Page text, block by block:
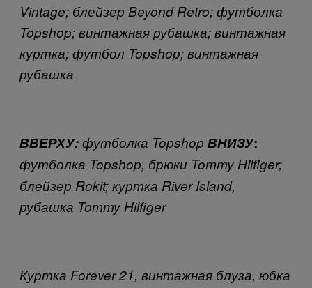
Vintage; блейзер Beyond Retro; футболка
Topshop; винтажная рубашка; винтажная
куртка; футбол Topshop; винтажная
рубашка
ВВЕРХУ:футболка Topshop ВНИЗУ:
футболка Topshop, брюки Tommy Hilfiger;
блейзер Rokit; куртка River Island,
рубашка Tommy Hilfiger
Куртка Forever 21, винтажная блуза, юбка